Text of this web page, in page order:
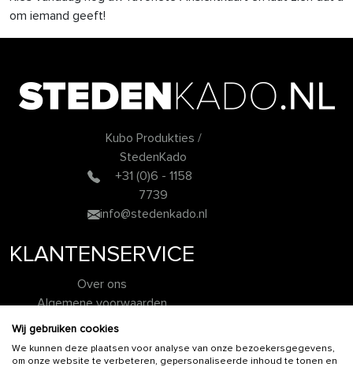
om iemand geeft!
Kubo Produkties /
StedenKado
+31 (0)6 - 1158
7739
info@stedenkado.nl
KLANTENSERVICE
Over ons
Algemene voorwaarden
Disclaimer
Contact
Wij gebruiken cookies
We kunnen deze plaatsen voor analyse van onze bezoekersgegevens,
om onze website te verbeteren, gepersonaliseerde inhoud te tonen en